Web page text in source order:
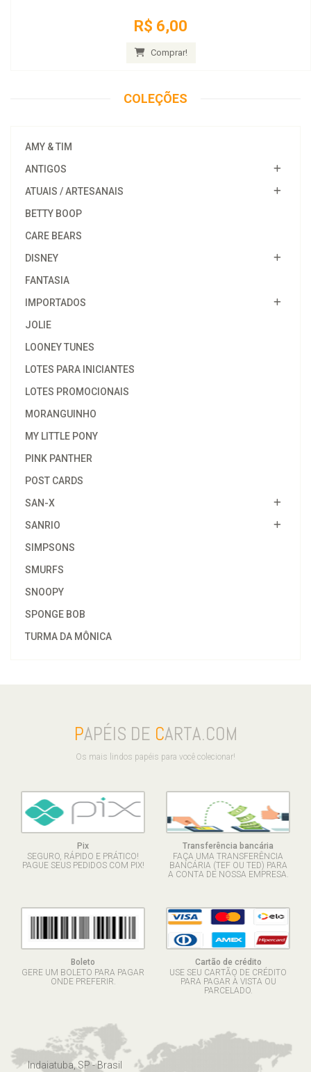
R$ 6,00
Comprar!
COLEÇÕES
AMY & TIM
ANTIGOS
ATUAIS / ARTESANAIS
BETTY BOOP
CARE BEARS
DISNEY
FANTASIA
IMPORTADOS
JOLIE
LOONEY TUNES
LOTES PARA INICIANTES
LOTES PROMOCIONAIS
MORANGUINHO
MY LITTLE PONY
PINK PANTHER
POST CARDS
SAN-X
SANRIO
SIMPSONS
SMURFS
SNOOPY
SPONGE BOB
TURMA DA MÔNICA
PAPÉIS DE CARTA.COM
Os mais lindos papéis para você colecionar!
Pix
SEGURO, RÁPIDO E PRÁTICO!
PAGUE SEUS PEDIDOS COM PIX!
Transferência bancária
FAÇA UMA TRANSFERÊNCIA
BANCÁRIA (TEF OU TED) PARA
A CONTA DE NOSSA EMPRESA.
Boleto
GERE UM BOLETO PARA PAGAR
ONDE PREFERIR.
Cartão de crédito
USE SEU CARTÃO DE CRÉDITO
PARA PAGAR À VISTA OU
PARCELADO.
Indaiatuba, SP - Brasil